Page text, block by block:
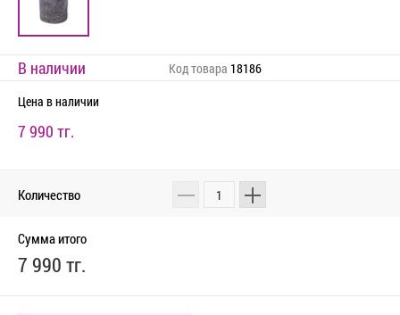
В наличии Код товара 18186
Цена в наличии
7 990 тг.
Количество
Сумма итого
7 990 тг.